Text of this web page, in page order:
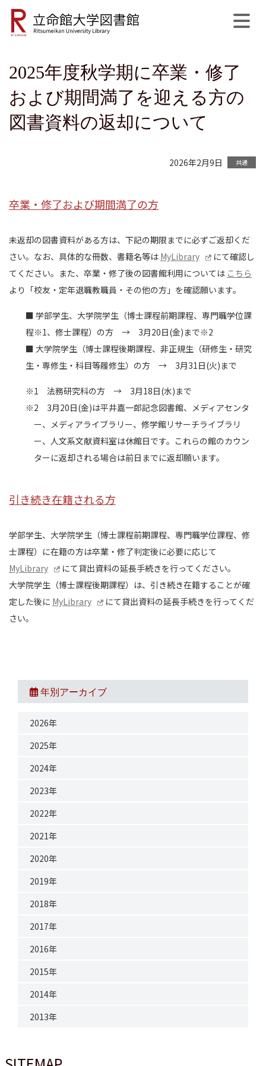
公式SNS 開館日程 MyLibrary English サイト内検索
2025年度秋学期に卒業・修了
および期間満了を迎える方の
図書資料の返却について
2026年2月9日 共通
卒業・修了および期間満了の方
未返却の図書資料がある方は、下記の期限までに必ずご返却くだ
さい。なお、具体的な冊数、書籍名等は MyLibrary
にて確認し
てください。また、卒業・修了後の図書館利用については こちら
より「校友・定年退職教職員・その他の方」を確認願います。
■ 学部学生、大学院学生（博士課程前期課程、専門職学位課
程※1、修士課程）の方 → 3月20日(金)まで※2
■ 大学院学生（博士課程後期課程、非正規生（研修生・研究
生・専修生・科目等履修生）の方 → 3月31日(火)まで
※1 法務研究科の方 → 3月18日(水)まで
※2 3月20日(金)は平井嘉一郎記念図書館、メディアセンタ
ー、メディアライブラリー、修学館リサーチライブラリ
ー、人文系文献資料室は休館日です。これらの館のカウン
ターに返却される場合は前日までに返却願います。
引き続き在籍される方
学部学生、大学院学生（博士課程前期課程、専門職学位課程、修
士課程）に在籍の方は卒業・修了判定後に必要に応じて
MyLibrary
にて貸出資料の延長手続きを行ってください。
大学院学生（博士課程後期課程）は、引き続き在籍することが確
定した後に MyLibrary
にて貸出資料の延長手続きを行ってくだ
さい。
年別アーカイブ
2026年
2025年
2024年
2023年
2022年
2021年
2020年
2019年
2018年
2017年
2016年
2015年
2014年
2013年